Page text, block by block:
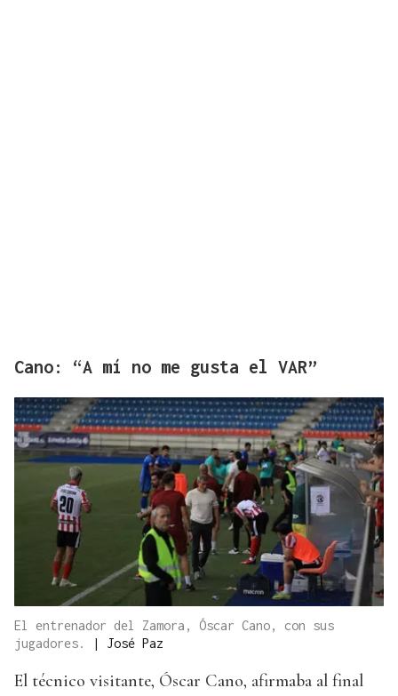
Cano: “A mí no me gusta el VAR”
El entrenador del Zamora, Óscar Cano, con sus
jugadores.
| José Paz
El técnico visitante, Óscar Cano, afirmaba al final